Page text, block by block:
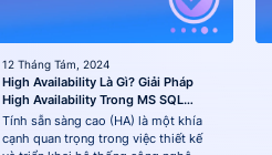
12 Tháng Tám, 2024
High Availability Là Gì? Giải Pháp
High Availability Trong MS SQL
Server
Tính sẵn sàng cao (HA) là một khía
cạnh quan trọng trong việc thiết kế